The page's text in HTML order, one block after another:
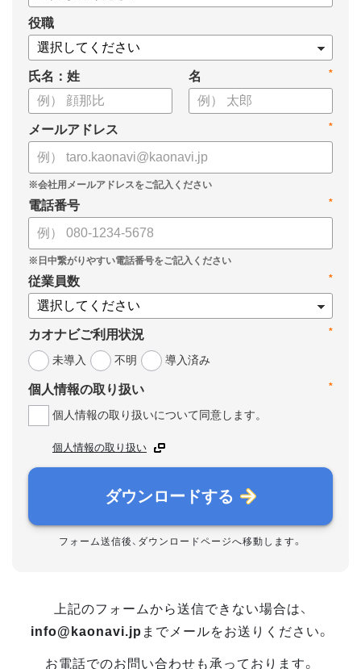
役職
氏名：姓 *
名
*
メールアドレス
*
電話番号
*
従業員数
*
カオナビご利用状況
未導入
不明 導入済み
*
個人情報の取り扱い
個人情報の取り扱いについて同意します。
個人情報の取り扱い
ダウンロードする
フォーム送信後、ダウンロードページへ移動します。
上記のフォームから送信できない場合は、
info@kaonavi.jp までメールをお送りください。
お電話でのお問い合わせも承っております。